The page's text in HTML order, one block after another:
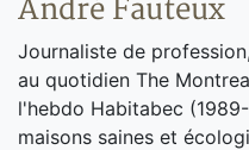
André Fauteux
Journaliste de
au quotidien The
l'hebdo Habitabec
maisons saines et